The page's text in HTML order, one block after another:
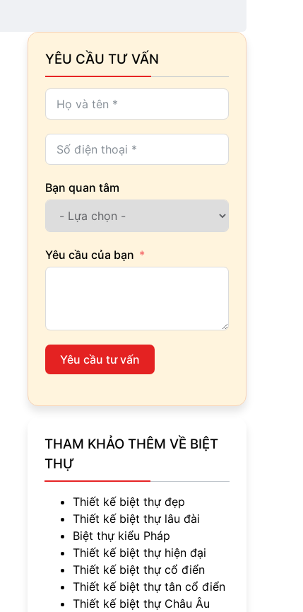
YÊU CẦU TƯ VẤN
Bạn quan tâm
Yêu cầu của bạn
Yêu cầu tư vấn
THAM KHẢO THÊM VỀ BIỆT
THỰ
Thiết kế biệt thự đẹp
Thiết kế biệt thự lâu đài
Biệt thự kiểu Pháp
Thiết kế biệt thự hiện đại
Thiết kế biệt thự cổ điển
Thiết kế biệt thự tân cổ điển
Thiết kế biệt thự Châu Âu